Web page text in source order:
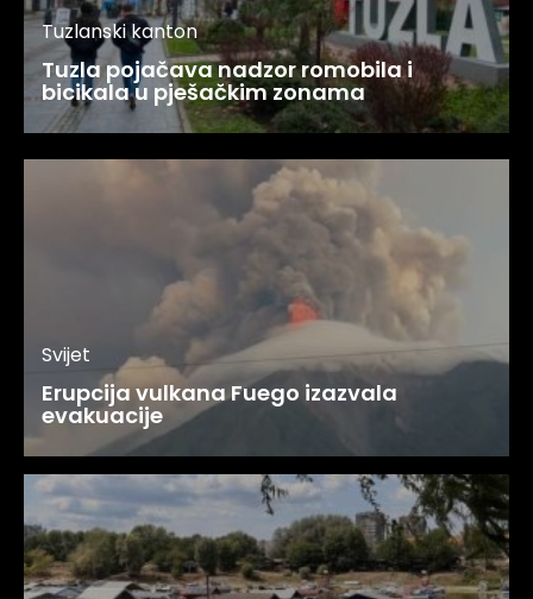
Tuzlanski kanton
Tuzla pojačava nadzor romobila i
bicikala u pješačkim zonama
Svijet
Erupcija vulkana Fuego izazvala
evakuacije